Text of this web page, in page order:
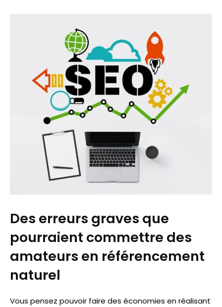
Des erreurs graves que
pourraient commettre des
amateurs en référencement
naturel
Vous pensez pouvoir faire des économies en réalisant